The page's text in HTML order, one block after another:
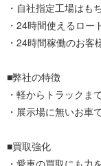
・自社指定工場はも
・24時間使えるロー
・24時間稼働のお
■弊社の特徴
・軽からトラックま
・展示場に無いお車
■買取強化
・愛車の買取にも力